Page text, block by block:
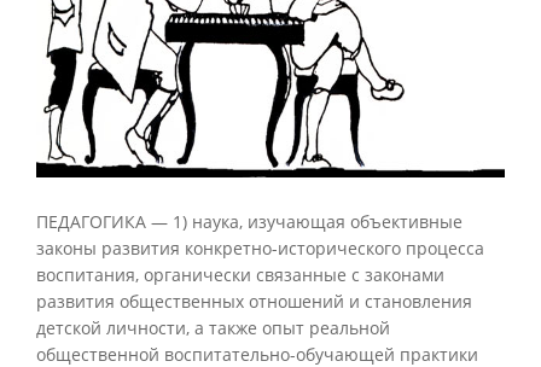
ПЕДАГОГИКА — 1) наука, изучающая объективные
законы развития конкретно-исторического процесса
воспитания, органически связанные с законами
развития общественных отношений и становления
детской личности, а также опыт реальной
общественной воспитательно-обучающей практики